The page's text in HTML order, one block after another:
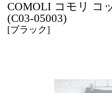
COMOLI コモリ コ
(C03-05003)
[ブラック]